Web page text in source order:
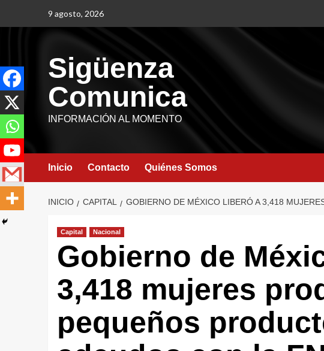
9 agosto, 2026
Sigüenza
Comunica
INFORMACIÓN AL MOMENTO
Inicio Contacto Quiénes Somos
INICIO CAPITAL GOBIERNO DE MÉXICO LIBERÓ A 3,418
Capital Nacional
Gobierno de
3,418 mujeres
pequeños